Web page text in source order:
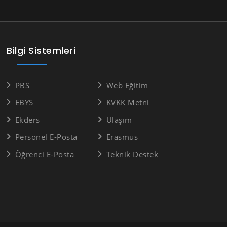
Bilgi Sistemleri
PBS
EBYS
Ekders
Personel E-Posta
Öğrenci E-Posta
Web Eğitim
KVKK Metni
Ulaşım
Erasmus
Teknik Destek